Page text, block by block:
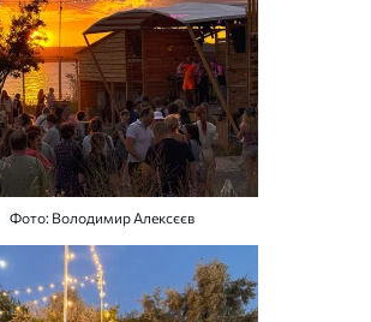
Фото: Володимир Алексєєв